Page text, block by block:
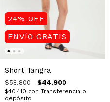
24% OFF
ENVÍO GRATIS
Short Tangra
$58.800 $44.900
$40.410 con Transferencia o
depósito